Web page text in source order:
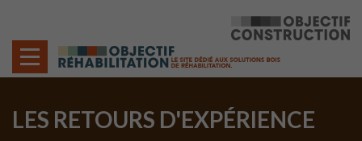
LES RETOURS D'EXPÉRIENCE